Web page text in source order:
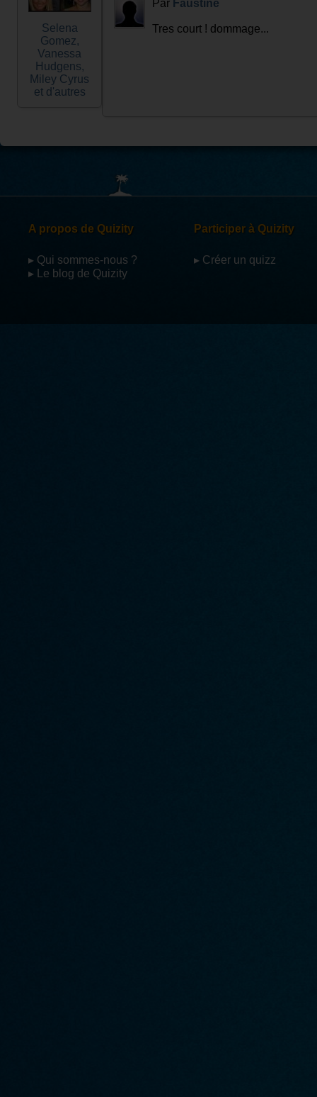
Selena
Gomez,
Vanessa
Hudgens,
Miley Cyrus
et d'autres
Par Faustine
Tres court ! dommage...
A propos de Quizity
▸ Qui sommes-nous ?
▸ Le blog de Quizity
Participer à Quizity
▸ Créer un quizz